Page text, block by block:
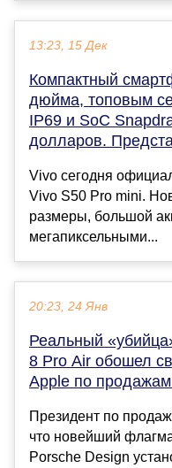
13:23, 15 Дек
Компактный
дюйма, топовым
IP69 и SoC
долларов.
Vivo сегодня
Vivo S50 Pro mini.
размеры, большой
мегапиксельными...
20:23, 24 Янв
Реальный
8 Pro Air обошел
Apple по
Президент по
что новейший
Porsche Design